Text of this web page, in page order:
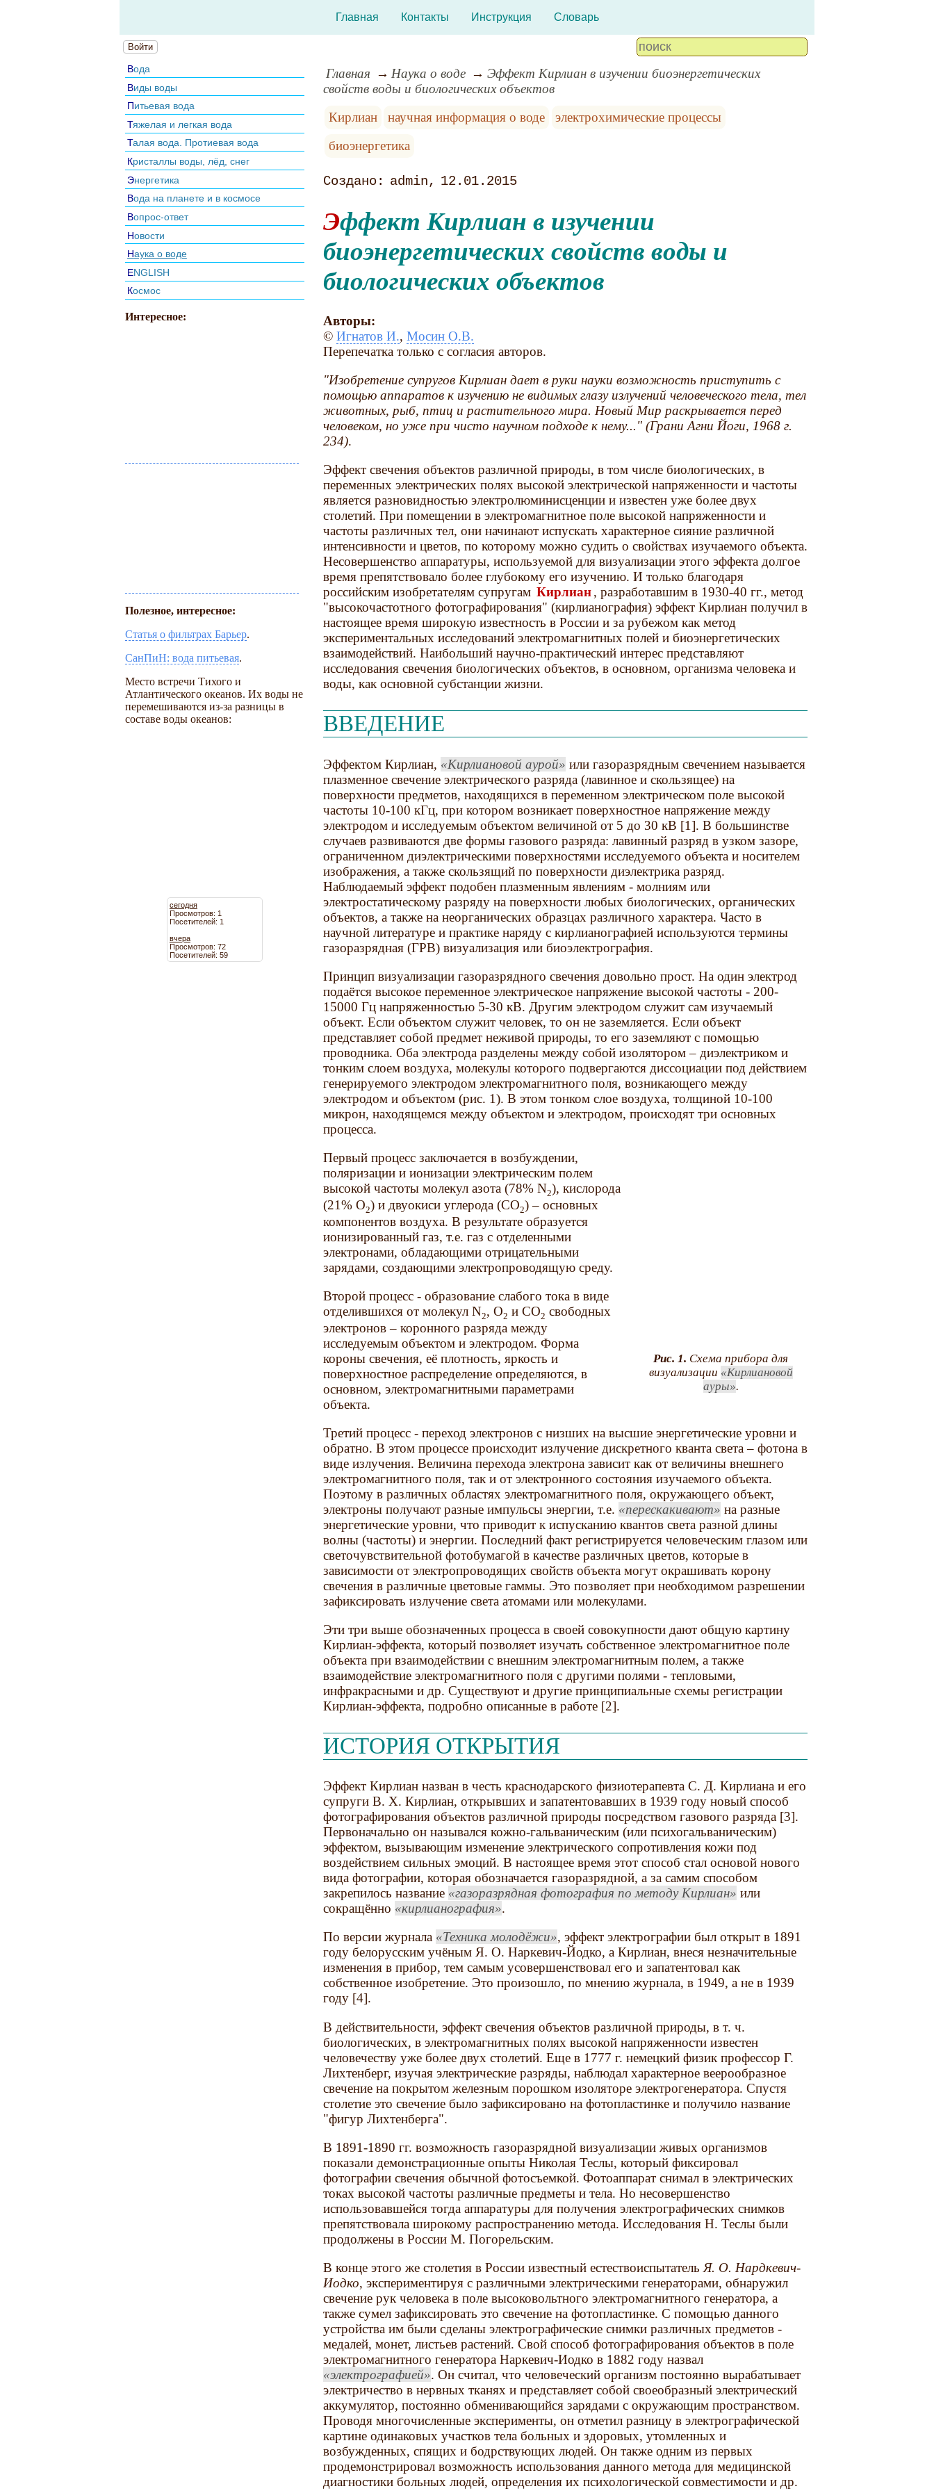
Главная Контакты Инструкция Словарь
Войти
Вода
Виды воды
Питьевая вода
Тяжелая и легкая вода
Талая вода. Протиевая вода
Кристаллы воды, лёд, снег
Энергетика
Вода на планете и в космосе
Вопрос-ответ
Новости
Наука о воде
ENGLISH
Космос
Интересное:
Полезное, интересное:
Статья о фильтрах Барьер.
СанПиН: вода питьевая.
Место встречи Тихого и
Атлантического океанов. Их воды не
перемешиваются из-за разницы в
составе воды океанов:
сегодня
Просмотров: 1
Посетителей: 1
вчера
Просмотров: 72
Посетителей: 59
Главная Наука о воде
Эффект Кирлиан в изучении биоэнергетических
свойств воды и биологических объектов
Кирлиан
научная информация о воде
электрохимические процессы
биоэнергетика
admin 12.01.2015
Эффект Кирлиан в изучении
биоэнергетических свойств воды и
биологических объектов
Авторы:
©Игнатов И.,Мосин О.В.
Перепечатка только с согласия авторов.
"Изобретение супругов Кирлиан дает в руки науки возможность приступить с
помощью аппаратов к изучению не видимых глазу излучений человеческого тела, тел
животных, рыб, птиц и растительного мира. Новый Мир раскрывается перед
человеком, но уже при чисто научном подходе к нему..." (Грани Агни Йоги, 1968 г.
234).
Эффект свечения объектов различной природы, в том числе биологических, в
переменных электрических полях высокой электрической напряженности и частоты
является разновидностью электролюминисценции и известен уже более двух
столетий. При помещении в электромагнитное поле высокой напряженности и
частоты различных тел, они начинают испускать характерное сияние различной
интенсивности и цветов, по которому можно судить о свойствах изучаемого объекта.
Несовершенство аппаратуры, используемой для визуализации этого эффекта долгое
время препятствовало более глубокому его изучению. И только благодаря
российским изобретателям супругам Кирлиан, разработавшим в 1930-40 гг., метод
"высокочастотного фотографирования" (кирлианография) эффект Кирлиан получил в
настоящее время широкую известность в России и за рубежом как метод
экспериментальных исследований электромагнитных полей и биоэнергетических
взаимодействий. Наибольший научно-практический интерес представляют
исследования свечения биологических объектов, в основном, организма человека и
воды, как основной субстанции жизни.
ВВЕДЕНИЕ
Эффектом Кирлиан, Кирлиановой аурой
или газоразрядным свечением называется
плазменное свечение электрического разряда (лавинное и скользящее) на
поверхности предметов, находящихся в переменном электрическом поле высокой
частоты 10-100 кГц, при котором возникает поверхностное напряжение между
электродом и исследуемым объектом величиной от 5 до 30 кВ [1]. В большинстве
случаев развиваются две формы газового разряда: лавинный разряд в узком зазоре,
ограниченном диэлектрическими поверхностями исследуемого объекта и носителем
изображения, а также скользящий по поверхности диэлектрика разряд.
Наблюдаемый эффект подобен плазменным явлениям - молниям или
электростатическому разряду на поверхности любых биологических, органических
объектов, а также на неорганических образцах различного характера. Часто в
научной литературе и практике наряду с кирлианографией используются термины
газоразрядная (ГРВ) визуализация или биоэлектрография.
Принцип визуализации газоразрядного свечения довольно прост. На один электрод
подаётся высокое переменное электрическое напряжение высокой частоты - 200-
15000 Гц напряженностью 5-30 кВ. Другим электродом служит сам изучаемый
объект. Если объектом служит человек, то он не заземляется. Если объект
представляет собой предмет неживой природы, то его заземляют с помощью
проводника. Оба электрода разделены между собой изолятором – диэлектриком и
тонким слоем воздуха, молекулы которого подвергаются диссоциации под действием
генерируемого электродом электромагнитного поля, возникающего между
электродом и объектом (рис. 1). В этом тонком слое воздуха, толщиной 10-100
микрон, находящемся между объектом и электродом, происходят три основных
процесса.
Рис. 1. Схема прибора для
визуализации
Кирлиановой
ауры .
Первый процесс заключается в возбуждении,
поляризации и ионизации электрическим полем
высокой частоты молекул азота (78% N2), кислорода
(21% O2) и двуокиси углерода (СO2) – основных
компонентов воздуха. В результате образуется
ионизированный газ, т.е. газ с отделенными
электронами, обладающими отрицательными
зарядами, создающими электропроводящую среду.
Второй процесс - образование слабого тока в виде
отделившихся от молекул N2, О2 и СО2 свободных
электронов – коронного разряда между
исследуемым объектом и электродом. Форма
короны свечения, её плотность, яркость и
поверхностное распределение определяются, в
основном, электромагнитными параметрами
объекта.
Третий процесс - переход электронов с низших на высшие энергетические уровни и
обратно. В этом процессе происходит излучение дискретного кванта света – фотона в
виде излучения. Величина перехода электрона зависит как от величины внешнего
электромагнитного поля, так и от электронного состояния изучаемого объекта.
Поэтому в различных областях электромагнитного поля, окружающего объект,
электроны получают разные импульсы энергии, т.е.
перескакивают
на разные
энергетические уровни, что приводит к испусканию квантов света разной длины
волны (частоты) и энергии. Последний факт регистрируется человеческим глазом или
светочувствительной фотобумагой в качестве различных цветов, которые в
зависимости от электропроводящих свойств объекта могут окрашивать корону
свечения в различные цветовые гаммы. Это позволяет при необходимом разрешении
зафиксировать излучение света атомами или молекулами.
Эти три выше обозначенных процесса в своей совокупности дают общую картину
Кирлиан-эффекта, который позволяет изучать собственное электромагнитное поле
объекта при взаимодействии с внешним электромагнитным полем, а также
взаимодействие электромагнитного поля с другими полями - тепловыми,
инфракрасными и др. Существуют и другие принципиальные схемы регистрации
Кирлиан-эффекта, подробно описанные в работе [2].
ИСТОРИЯ ОТКРЫТИЯ
Эффект Кирлиан назван в честь краснодарского физиотерапевта С. Д. Кирлиана и его
супруги В. Х. Кирлиан, открывших и запатентовавших в 1939 году новый способ
фотографирования объектов различной природы посредством газового разряда [3].
Первоначально он назывался кожно-гальваническим (или психогальваническим)
эффектом, вызывающим изменение электрического сопротивления кожи под
воздействием сильных эмоций. В настоящее время этот способ стал основой нового
вида фотографии, которая обозначается газоразрядной, а за самим способом
закрепилось название
газоразрядная фотография по методу Кирлиан
или
сокращённо
кирлианография .
По версии журнала
Техника молодёжи , эффект электрографии был открыт в 1891
году белорусским учёным Я. О. Наркевич-Йодко, а Кирлиан, внеся незначительные
изменения в прибор, тем самым усовершенствовал его и запатентовал как
собственное изобретение. Это произошло, по мнению журнала, в 1949, а не в 1939
году [4].
В действительности, эффект свечения объектов различной природы, в т. ч.
биологических, в электромагнитных полях высокой напряженности известен
человечеству уже более двух столетий. Еще в 1777 г. немецкий физик профессор Г.
Лихтенберг, изучая электрические разряды, наблюдал характерное веерообразное
свечение на покрытом железным порошком изоляторе электрогенератора. Спустя
столетие это свечение было зафиксировано на фотопластинке и получило название
"фигур Лихтенберга".
В 1891-1890 гг. возможность газоразрядной визуализации живых организмов
показали демонстрационные опыты Николая Теслы, который фиксировал
фотографии свечения обычной фотосъемкой. Фотоаппарат снимал в электрических
токах высокой частоты различные предметы и тела. Но несовершенство
использовавшейся тогда аппаратуры для получения электрографических снимков
препятствовала широкому распространению метода. Исследования Н. Теслы были
продолжены в России М. Погорельским.
В конце этого же столетия в России известный естествоиспытатель Я. О. Нардкевич-
Иодко, экспериментируя с различными электрическими генераторами, обнаружил
свечение рук человека в поле высоковольтного электромагнитного генератора, а
также сумел зафиксировать это свечение на фотопластинке. С помощью данного
устройства им были сделаны электрографические снимки различных предметов -
медалей, монет, листьев растений. Свой способ фотографирования объектов в поле
электромагнитного генератора Наркевич-Иодко в 1882 году назвал
электрографией . Он считал, что человеческий организм постоянно вырабатывает
электричество в нервных тканях и представляет собой своеобразный электрический
аккумулятор, постоянно обменивающийся зарядами с окружающим пространством.
Проводя многочисленные эксперименты, он отметил разницу в электрографической
картине одинаковых участков тела больных и здоровых, утомленных и
возбужденных, спящих и бодрствующих людей. Он также одним из первых
продемонстрировал возможность использования данного метода для медицинской
диагностики больных людей, определения их психологической совместимости и др.